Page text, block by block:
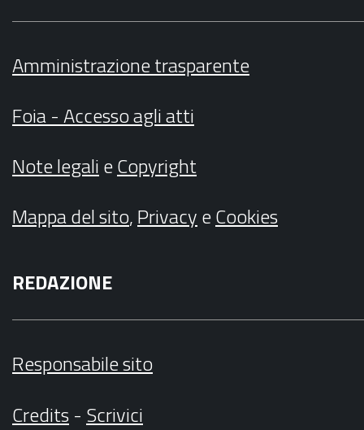
Amministrazione trasparente
Foia - Accesso agli atti
Note legalieCopyright
Mappa del sito,PrivacyeCookies
REDAZIONE
Responsabile sito
Credits- Scrivici